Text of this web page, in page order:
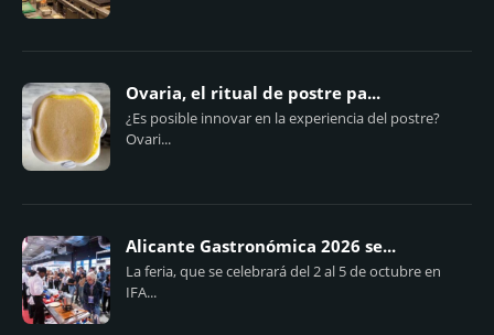
Ovaria, el ritual de postre pa...
¿Es posible innovar en la experiencia del postre?
Ovari...
Alicante Gastronómica 2026 se...
La feria, que se celebrará del 2 al 5 de octubre en
IFA...